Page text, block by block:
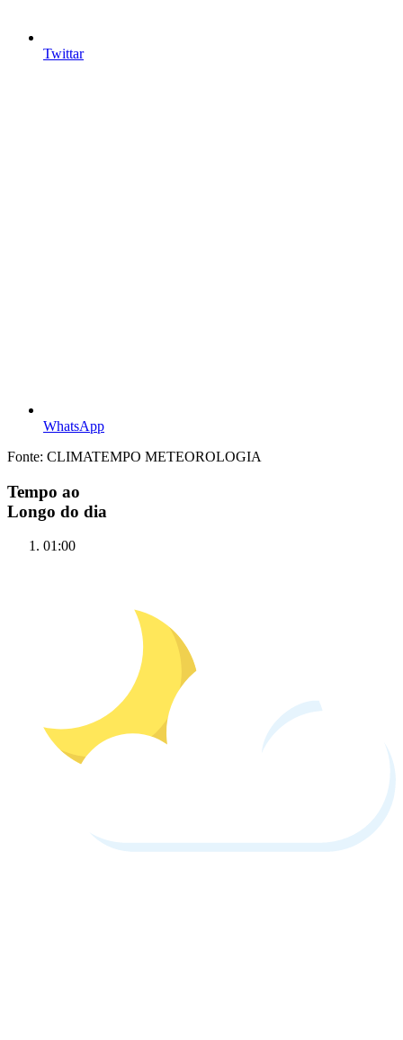
Twittar
WhatsApp
Fonte: CLIMATEMPO METEOROLOGIA
Tempo ao
Longo do dia
01:00